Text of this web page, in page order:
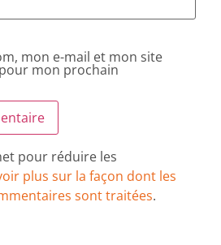
mon e-mail et mon site
mon prochain
pour réduire les
plus sur la façon dont les
sont traitées.